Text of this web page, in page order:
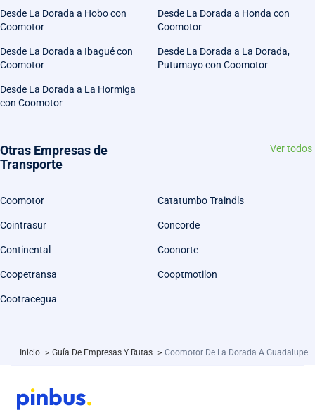
Desde La Dorada a Hobo con
Coomotor
Desde La Dorada a Honda con
Coomotor
Desde La Dorada a Ibagué con
Coomotor
Desde La Dorada a La Dorada,
Putumayo con Coomotor
Desde La Dorada a La Hormiga
con Coomotor
Otras Empresas de
Transporte
Ver todos
Coomotor Catatumbo Traindls
Cointrasur Concorde
Continental Coonorte
Coopetransa Cooptmotilon
Cootracegua
Inicio > Guía De Empresas Y Rutas > Coomotor De La Dorada A Guadalupe